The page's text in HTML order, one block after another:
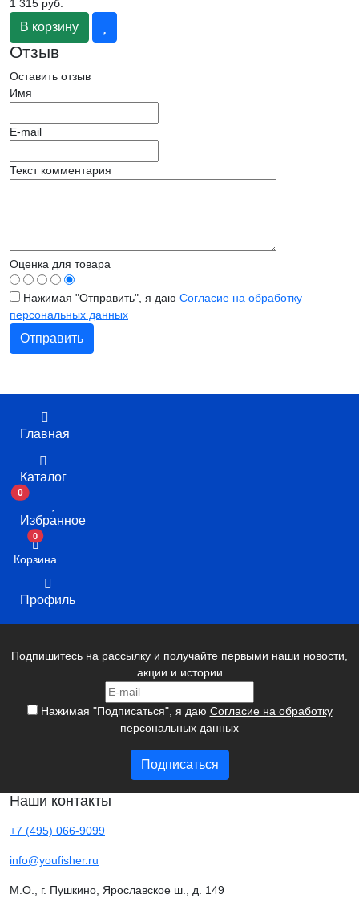
1 315 руб.
В корзину
Отзыв
Оставить отзыв
Имя
E-mail
Текст комментария
Оценка для товара
Нажимая "Отправить", я даю Согласие на обработку
персональных данных
Главная
Каталог
0
Избранное
Корзина
0В корзину
Профиль
Подпишитесь на рассылку и получайте первыми наши новости,
акции и истории
Нажимая "Подписаться", я даю Согласие на обработку
персональных данных
Подписаться
Наши контакты
+7 (495) 066-9099
info@youfisher.ru
М.О., г. Пушкино, Ярославское ш., д. 149